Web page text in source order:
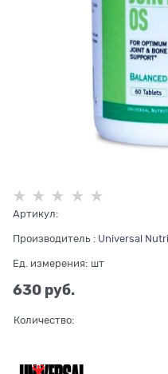
Артикул:
Производитель : Universal
Ед. измерения: шт
630 руб.
Количество: